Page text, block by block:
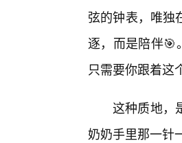
弦的钟表，唯独
逐，而是陪伴🎯
只需要你跟着这
这种质地，
奶奶手里那一针